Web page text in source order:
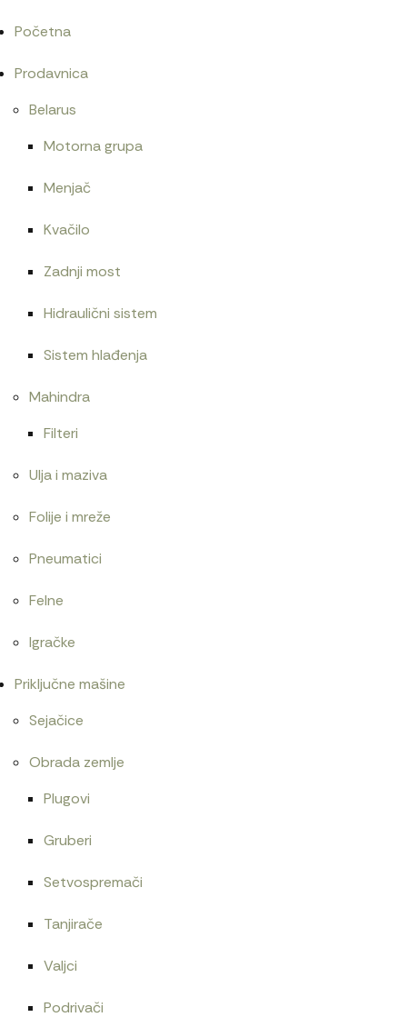
Početna
Prodavnica
Belarus
Motorna grupa
Menjač
Kvačilo
Zadnji most
Hidraulični sistem
Sistem hlađenja
Mahindra
Filteri
Ulja i maziva
Folije i mreže
Pneumatici
Felne
Igračke
Priključne mašine
Sejačice
Obrada zemlje
Plugovi
Gruberi
Setvospremači
Tanjirače
Valjci
Podrivači